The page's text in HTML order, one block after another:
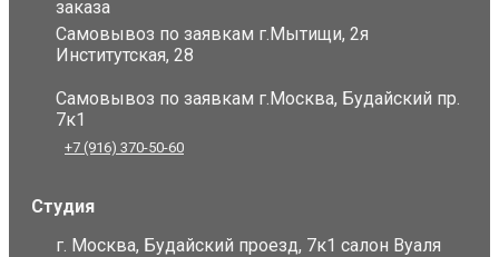
заказа
Самовывоз по заявкам г.Мытищи, 2я
Институтская, 28
Самовывоз по заявкам г.Москва, Будайский пр.
7к1
+7 (916) 370-50-60
Студия
г. Москва, Будайский проезд, 7к1 салон Вуаля